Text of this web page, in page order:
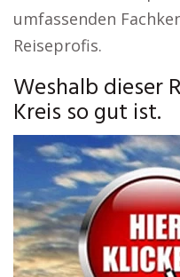
umfassenden
Reiseprofis.
Weshalb dieser
Kreis so gut ist.